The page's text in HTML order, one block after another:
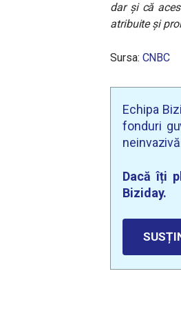
dar și că
atribuite și
Sursa: CNBC
Echipa
fonduri
Dacă îți
Biziday.